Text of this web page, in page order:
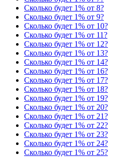
Сколько будет 1% от 8?
Сколько будет 1% от 9?
Сколько будет 1% от 10?
Сколько будет 1% от 11?
Сколько будет 1% от 12?
Сколько будет 1% от 13?
Сколько будет 1% от 14?
Сколько будет 1% от 16?
Сколько будет 1% от 17?
Сколько будет 1% от 18?
Сколько будет 1% от 19?
Сколько будет 1% от 20?
Сколько будет 1% от 21?
Сколько будет 1% от 22?
Сколько будет 1% от 23?
Сколько будет 1% от 24?
Сколько будет 1% от 25?